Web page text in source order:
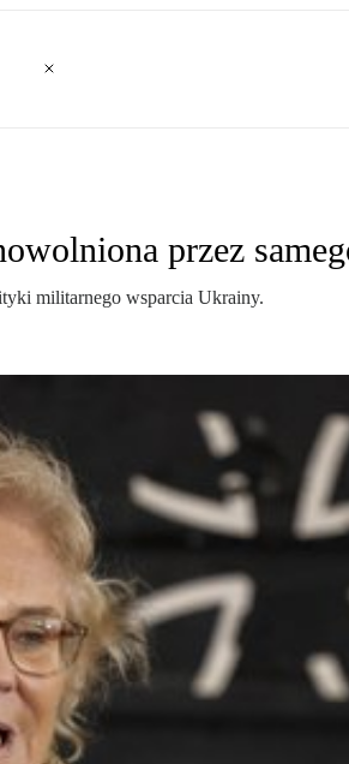
przez
militarnego wsparcia Ukrainy.